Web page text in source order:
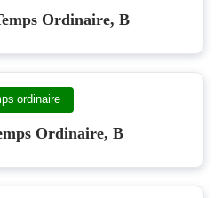
Ordinaire, B
ordinaire
Ordinaire, B